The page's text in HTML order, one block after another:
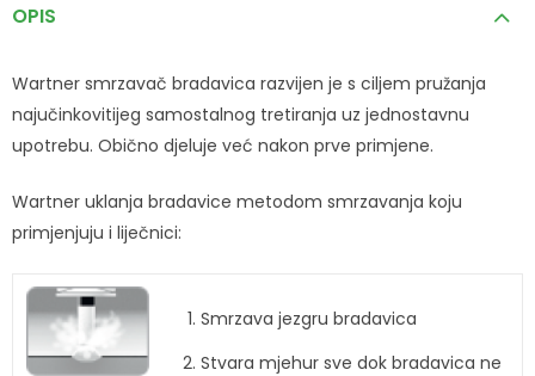
OPIS
Wartner smrzavač bradavica razvijen je s ciljem pružanja
najučinkovitijeg samostalnog tretiranja uz jednostavnu
upotrebu. Obično djeluje već nakon prve primjene.
Wartner uklanja bradavice metodom smrzavanja koju
primjenjuju i liječnici:
Smrzava jezgru bradavica
Stvara mjehur sve dok bradavica ne